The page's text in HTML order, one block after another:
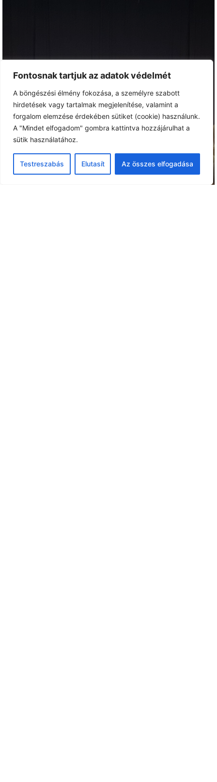
Fontosnak tartjuk az adatok védelmét
A böngészési élmény fokozása, a személyre szabott
hirdetések vagy tartalmak megjelenítése, valamint a
forgalom elemzése érdekében sütiket (cookie) használunk.
A "Mindet elfogadom" gombra kattintva hozzájárulhat a
sütik használatához.
Testreszabás Elutasít Az összes elfogadása